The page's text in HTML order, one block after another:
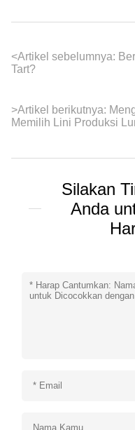
<Artikel sebelumnya:
Tart?
>Artikel berikutnya:
Memilih Lini Produksi
Silakan
Anda